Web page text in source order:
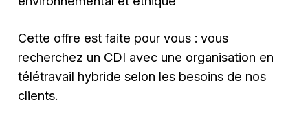
Cette offre est faite pour vous : vous
recherchez un CDI avec une organisation en
télétravail hybride selon les besoins de nos
clients.